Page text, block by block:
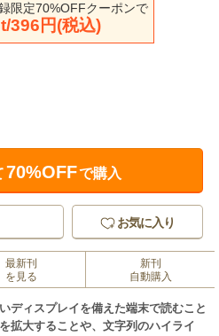
限定70%OFFクーポンで
396円(税込)
70%OFFで購入
お気に入り
最新刊
を見る
新刊
自動購入
ディスプレイを備えた端末で読むこと
拡大することや、文字列のハイライ